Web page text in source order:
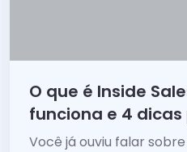
O que é Inside
funciona e 4
implementar
Você já ouviu falar sobre